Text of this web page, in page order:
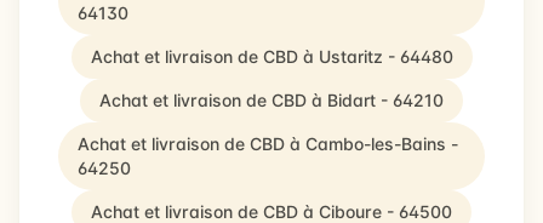
64130
Achat et livraison de CBD à Ustaritz - 64480
Achat et livraison de CBD à Bidart - 64210
Achat et livraison de CBD à Cambo-les-Bains -
64250
Achat et livraison de CBD à Ciboure - 64500